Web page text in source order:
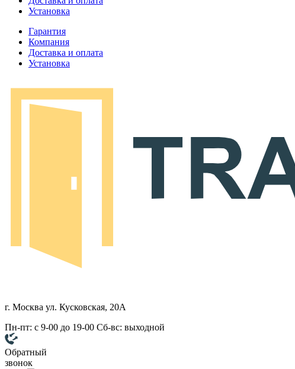
Установка
Гарантия
Компания
Доставка и оплата
Установка
г. Москва ул. Кусковская, 20А
Пн-пт: с 9-00 до 19-00 Сб-вс: выходной
Обратный
звонок